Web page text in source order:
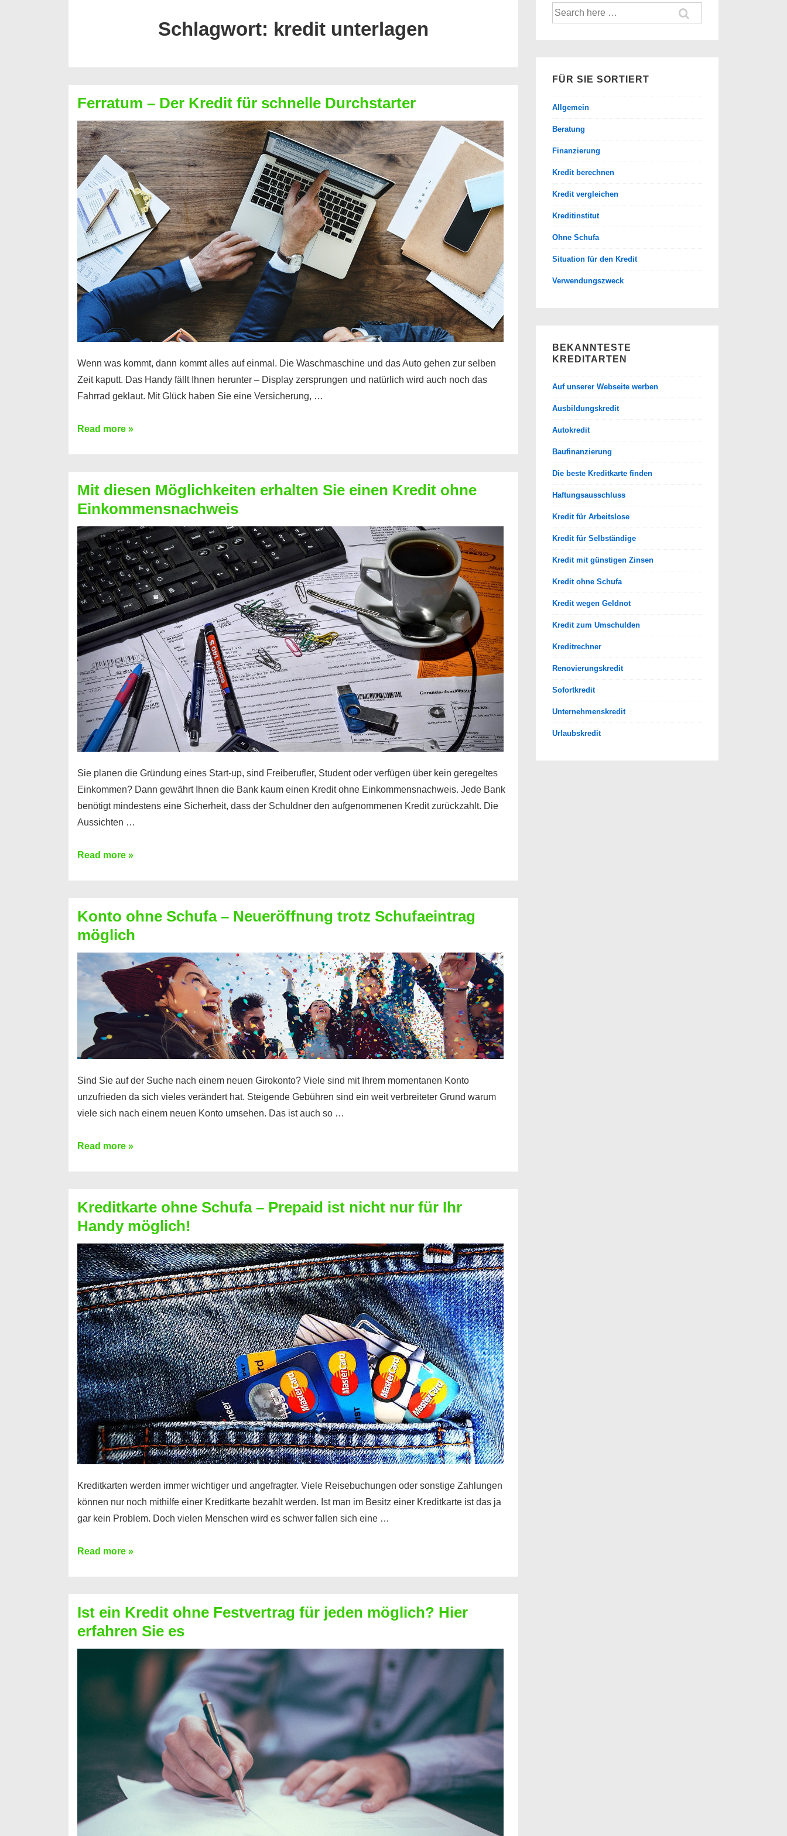
Schlagwort: kredit unterlagen
Ferratum – Der Kredit für schnelle Durchstarter
Wenn was kommt, dann kommt alles auf einmal. Die Waschmaschine und das Auto gehen zur selben
Zeit kaputt. Das Handy fällt Ihnen herunter – Display zersprungen und natürlich wird auch noch das
Fahrrad geklaut. Mit Glück haben Sie eine Versicherung, …
Ferratum
für
schnelle
Durchstarter
Read more »
Mit diesen Möglichkeiten erhalten Sie einen Kredit ohne
Einkommensnachweis
Sie planen die Gründung eines Start-up, sind Freiberufler, Student oder verfügen über kein geregeltes
Einkommen? Dann gewährt Ihnen die Bank kaum einen Kredit ohne Einkommensnachweis. Jede Bank
benötigt mindestens eine Sicherheit, dass der Schuldner den aufgenommenen Kredit zurückzahlt. Die
Aussichten …
Mit
Sie
einen
Kredit
ohne
Einkommensnachweis
Read more »
Konto ohne Schufa – Neueröffnung trotz Schufaeintrag
möglich
Sind Sie auf der Suche nach einem neuen Girokonto? Viele sind mit Ihrem momentanen Konto
unzufrieden da sich vieles verändert hat. Steigende Gebühren sind ein weit verbreiteter Grund warum
viele sich nach einem neuen Konto umsehen. Das ist auch so …
Konto
Neueröffnung
trotz
Schufaeintrag
möglich
Read more »
Kreditkarte ohne Schufa – Prepaid ist nicht nur für Ihr
Handy möglich!
Kreditkarten werden immer wichtiger und angefragter. Viele Reisebuchungen oder sonstige Zahlungen
können nur noch mithilfe einer Kreditkarte bezahlt werden. Ist man im Besitz einer Kreditkarte ist das ja
gar kein Problem. Doch vielen Menschen wird es schwer fallen sich eine …
Kreditkarte
Prepaid
ist
nicht
Read more »
Ist ein Kredit ohne Festvertrag für jeden möglich? Hier
erfahren Sie es
Suche
nach:
FÜR SIE SORTIERT
Allgemein
Beratung
Finanzierung
Kredit berechnen
Kredit vergleichen
Kreditinstitut
Ohne Schufa
Situation für den Kredit
Verwendungszweck
BEKANNTESTE
KREDITARTEN
Auf unserer Webseite werben
Ausbildungskredit
Autokredit
Baufinanzierung
Die beste Kreditkarte finden
Haftungsausschluss
Kredit für Arbeitslose
Kredit für Selbständige
Kredit mit günstigen Zinsen
Kredit ohne Schufa
Kredit wegen Geldnot
Kredit zum Umschulden
Kreditrechner
Renovierungskredit
Sofortkredit
Unternehmenskredit
Urlaubskredit